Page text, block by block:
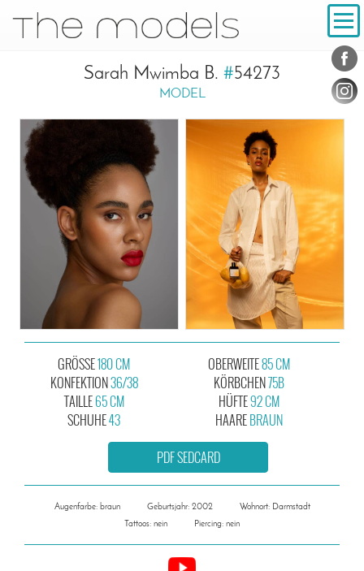
Navigation
Sarah Mwimba B. #54273
MODEL
GRÖSSE180 CM
KONFEKTION36/38
OBERWEITE85 CM
KÖRBCHEN75B
TAILLE65 CM
SCHUHE43
HÜFTE92 CM
HAAREBRAUN
PDF SEDCARD
Augenfarbe: braun Geburtsjahr: 2002
Wohnort: Darmstadt
Tattoos: nein
Piercing: nein